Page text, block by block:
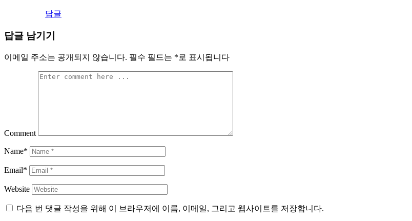
답글
답글 남기기
이메일 주소는 공개되지 않습니다. 필수 필드는 *로 표시됩니다
Comment
Name*
Email*
Website
다음 번 댓글 작성을 위해 이 브라우저에 이름, 이메일, 그리고 웹사이트를 저장합니다.